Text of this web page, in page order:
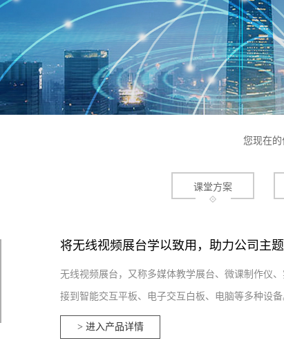
您现在的
课堂方案
将无线视频展台学以致用，助力公司主
无线视频展台，又称多媒体教学展台、微课制作仪
接到智能交互平板、电子交互白板、电脑等多种设
> 进入产品详情